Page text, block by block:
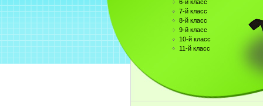
6-й класс
7-й класс
8-й класс
9-й класс
10-й класс
11-й класс